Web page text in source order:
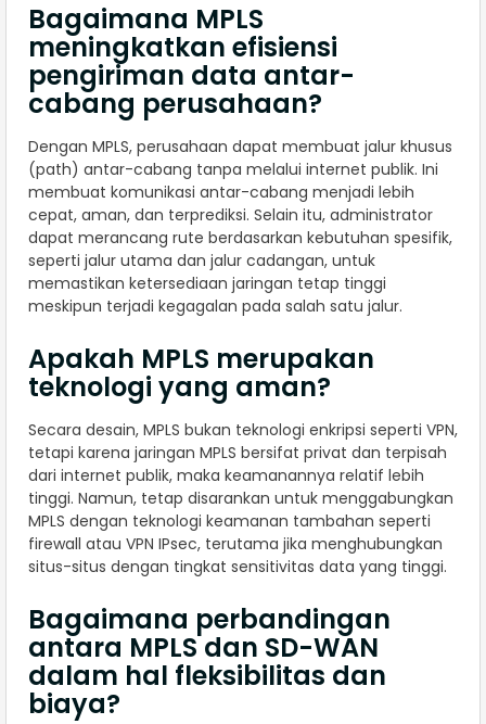
Bagaimana MPLS
meningkatkan efisiensi
pengiriman data antar-
cabang perusahaan?
Dengan MPLS, perusahaan dapat membuat jalur khusus
(path) antar-cabang tanpa melalui internet publik. Ini
membuat komunikasi antar-cabang menjadi lebih
cepat, aman, dan terprediksi. Selain itu, administrator
dapat merancang rute berdasarkan kebutuhan spesifik,
seperti jalur utama dan jalur cadangan, untuk
memastikan ketersediaan jaringan tetap tinggi
meskipun terjadi kegagalan pada salah satu jalur.
Apakah MPLS merupakan
teknologi yang aman?
Secara desain, MPLS bukan teknologi enkripsi seperti VPN,
tetapi karena jaringan MPLS bersifat privat dan terpisah
dari internet publik, maka keamanannya relatif lebih
tinggi. Namun, tetap disarankan untuk menggabungkan
MPLS dengan teknologi keamanan tambahan seperti
firewall atau VPN IPsec, terutama jika menghubungkan
situs-situs dengan tingkat sensitivitas data yang tinggi.
Bagaimana perbandingan
antara MPLS dan SD-WAN
dalam hal fleksibilitas dan
biaya?